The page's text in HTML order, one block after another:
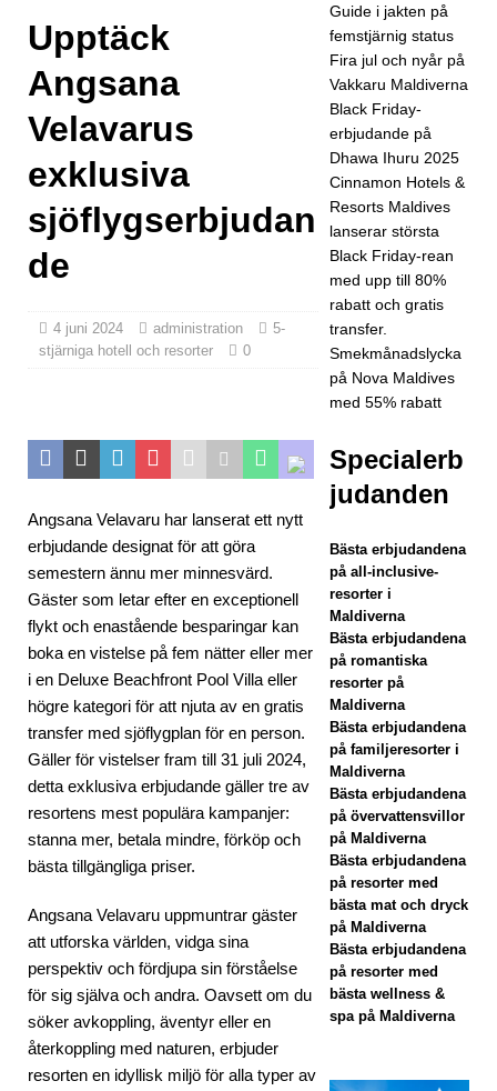
sam
med
Guid
jakte
n på
fems
tjärn
statu
IGA
ELL
Upptäck
Angsana
Velavarus
exklusiva
sjöflygserbjudan
de
4 juni 2024 administration
5-
stjärniga hotell och resorter
0
Angsana Velavaru har lanserat ett nytt
erbjudande designat för att göra
semestern ännu mer minnesvärd.
Gäster som letar efter en exceptionell
flykt och enastående besparingar kan
boka en vistelse på fem nätter eller mer
i en Deluxe Beachfront Pool Villa eller
högre kategori för att njuta av en gratis
transfer med sjöflygplan för en person.
Gäller för vistelser fram till 31 juli 2024,
detta exklusiva erbjudande gäller tre av
resortens mest populära kampanjer:
stanna mer, betala mindre, förköp och
bästa tillgängliga priser.
Angsana Velavaru uppmuntrar gäster
att utforska världen, vidga sina
perspektiv och fördjupa sin förståelse
för sig själva och andra. Oavsett om du
söker avkoppling, äventyr eller en
återkoppling med naturen, erbjuder
resorten en idyllisk miljö för alla typer av
Guide i jakten på
femstjärnig status
Fira jul och nyår på
Vakkaru Maldiverna
Black Friday-
erbjudande på
Dhawa Ihuru 2025
Cinnamon Hotels &
Resorts Maldives
lanserar största
Black Friday-rean
med upp till 80%
rabatt och gratis
transfer.
Smekmånadslycka
på Nova Maldives
med 55% rabatt
Specialerb
judanden
Bästa erbjudandena
på all-inclusive-
resorter i
Maldiverna
Bästa erbjudandena
på romantiska
resorter på
Maldiverna
Bästa erbjudandena
på familjeresorter i
Maldiverna
Bästa erbjudandena
på övervattensvillor
på Maldiverna
Bästa erbjudandena
på resorter med
bästa mat och dryck
på Maldiverna
Bästa erbjudandena
på resorter med
bästa wellness &
spa på Maldiverna